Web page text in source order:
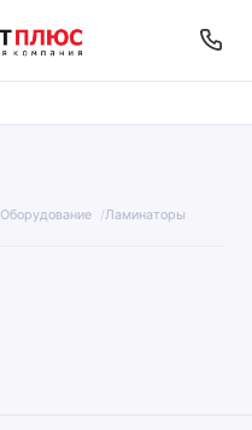
Оборудование Ламинаторы